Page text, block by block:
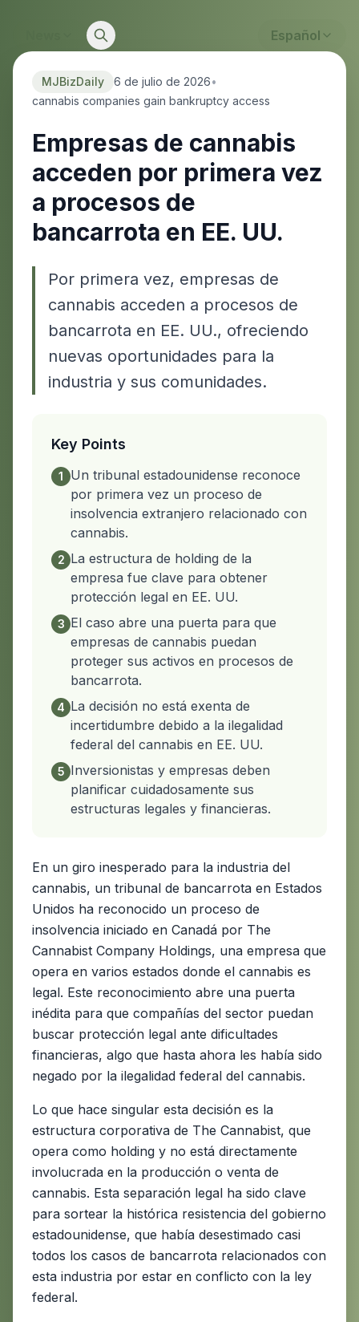
Español
MJBizDaily 6 de julio de 2026•
cannabis companies gain bankruptcy access
Empresas de cannabis
acceden por primera vez
a procesos de
bancarrota en EE. UU.
Por primera vez, empresas de
cannabis acceden a procesos de
bancarrota en EE. UU., ofreciendo
nuevas oportunidades para la
industria y sus comunidades.
Key Points
1
Un tribunal estadounidense reconoce
por primera vez un proceso de
insolvencia extranjero relacionado con
cannabis.
2 La estructura de holding de la
empresa fue clave para obtener
protección legal en EE. UU.
3 El caso abre una puerta para que
empresas de cannabis puedan
proteger sus activos en procesos de
bancarrota.
4 La decisión no está exenta de
incertidumbre debido a la ilegalidad
federal del cannabis en EE. UU.
5 Inversionistas y empresas deben
planificar cuidadosamente sus
estructuras legales y financieras.
En un giro inesperado para la industria del
cannabis, un tribunal de bancarrota en Estados
Unidos ha reconocido un proceso de
insolvencia iniciado en Canadá por The
Cannabist Company Holdings, una empresa que
opera en varios estados donde el cannabis es
legal. Este reconocimiento abre una puerta
inédita para que compañías del sector puedan
buscar protección legal ante dificultades
financieras, algo que hasta ahora les había sido
negado por la ilegalidad federal del cannabis.
Lo que hace singular esta decisión es la
estructura corporativa de The Cannabist, que
opera como holding y no está directamente
involucrada en la producción o venta de
cannabis. Esta separación legal ha sido clave
para sortear la histórica resistencia del gobierno
estadounidense, que había desestimado casi
todos los casos de bancarrota relacionados con
esta industria por estar en conflicto con la ley
federal.